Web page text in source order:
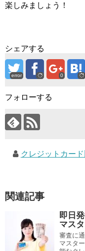
楽しみましょう！
シェアする
error 0
フォローする
クレジットカー
関連記事
即日
マス
審査に
マスタ